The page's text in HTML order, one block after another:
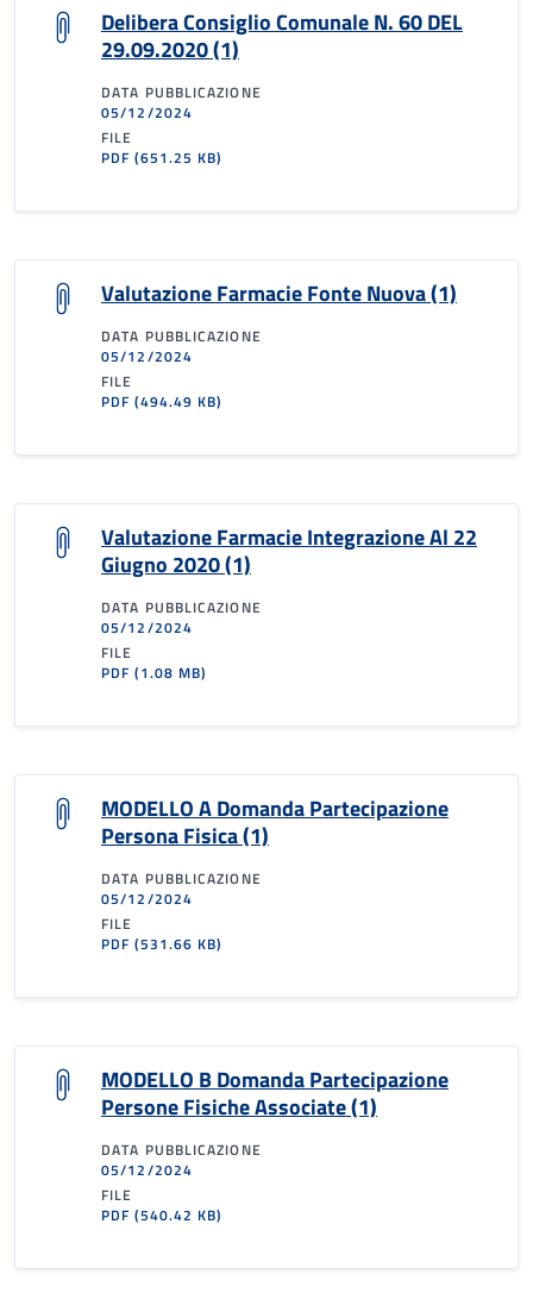
Delibera Consiglio Comunale N. 60 DEL
29.09.2020 (1)
DATA PUBBLICAZIONE
05/12/2024
FILE
PDF(651.25 KB)
Valutazione Farmacie Fonte Nuova (1)
DATA PUBBLICAZIONE
05/12/2024
FILE
PDF(494.49 KB)
Valutazione Farmacie Integrazione Al 22
Giugno 2020 (1)
DATA PUBBLICAZIONE
05/12/2024
FILE
PDF(1.08 MB)
MODELLO A Domanda Partecipazione
Persona Fisica (1)
DATA PUBBLICAZIONE
05/12/2024
FILE
PDF(531.66 KB)
MODELLO B Domanda Partecipazione
Persone Fisiche Associate (1)
DATA PUBBLICAZIONE
05/12/2024
FILE
PDF(540.42 KB)